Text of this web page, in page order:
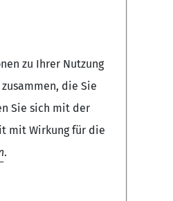
zu Ihrer Nutzung
die Sie
Sie sich mit der
mit Wirkung für die
.